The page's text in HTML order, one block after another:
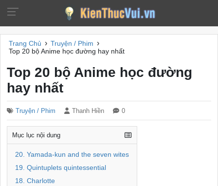
Trang Chủ › Truyện / Phim ›
Top 20 bộ Anime học đường hay nhất
Top 20 bộ Anime học đường
hay nhất
Truyện / Phim Thanh Hiền 0
Mục lục nội dung
20. Yamada-kun and the seven wites
19. Quintuplets quintessential
18. Charlotte